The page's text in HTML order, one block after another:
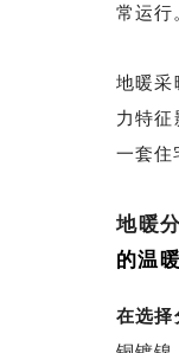
常运行
地暖采
力特
一套住
地暖
的温
在选择